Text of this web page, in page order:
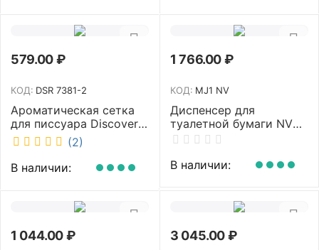
579.00₽
КОД: DSR 7381-2
Ароматическая сетка
для писсуара Discover
аромат Queen DSR
7381-2
(2)
В наличии:
1 766.00₽
КОД: MJ1 NV
Диспенсер для
туалетной бумаги NV
белый MJ1 NV
В наличии:
1 044.00₽ 3 045.00₽